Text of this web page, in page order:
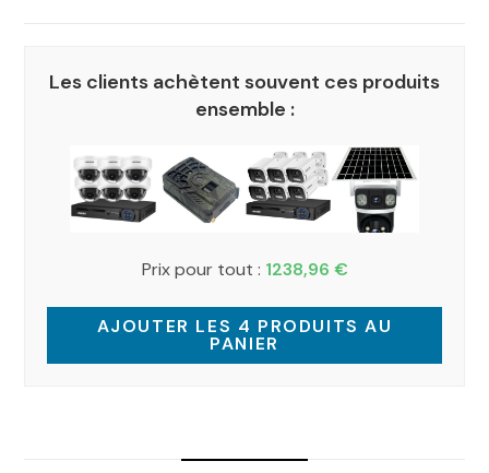
Les clients achètent souvent ces produits
ensemble :
Prix pour tout : 1238,96 €
AJOUTER LES 4 PRODUITS AU
PANIER